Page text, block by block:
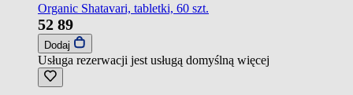
Organic Shatavari, tabletki, 60 szt.
52 89
Dodaj
Usługa rezerwacji jest usługą domyślną więcej